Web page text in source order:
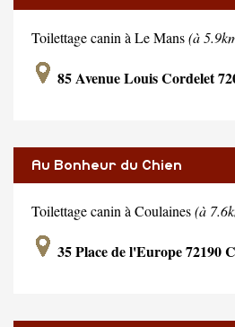
Toilettage canin à Le Mans(à
85 Avenue Louis Cordelet
Au Bonheur du Chien
Toilettage canin à Coulaines(à
35 Place de l'Europe 72190